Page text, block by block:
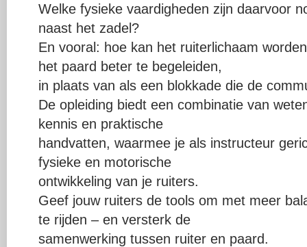
Welke fysieke vaardigheden zijn daarvoor
naast het zadel?
En vooral: hoe kan het ruiterlichaam
het paard beter te begeleiden,
in plaats van als een blokkade die de
De opleiding biedt een combinatie van
kennis en praktische
handvatten, waarmee je als instructeur
fysieke en motorische
ontwikkeling van je ruiters.
Geef jouw ruiters de tools om met meer
te rijden – en versterk de
samenwerking tussen ruiter en paard.